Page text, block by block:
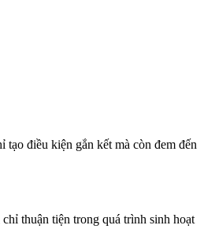
điều kiện gắn kết mà còn đem đến
thuận tiện trong quá trình sinh hoạt